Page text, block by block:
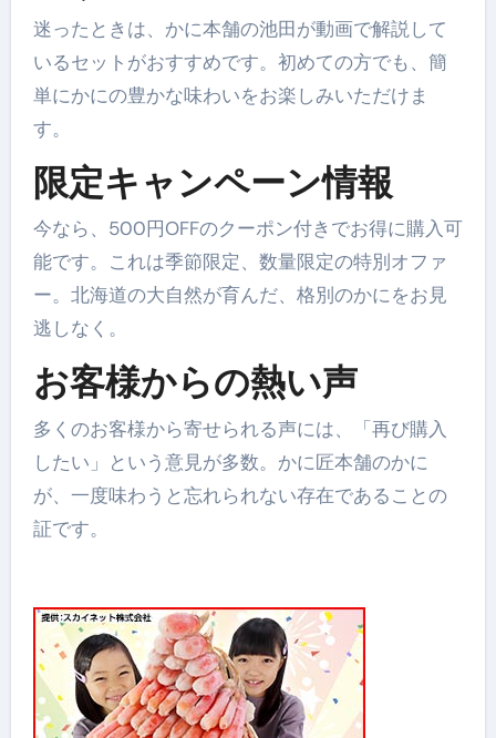
迷ったときは、かに本舗の池田が動画で解説して
いるセットがおすすめです。初めての方でも、簡
単にかにの豊かな味わいをお楽しみいただけま
す。
限定キャンペーン情報
今なら、500円OFFのクーポン付きでお得に購入可
能です。これは季節限定、数量限定の特別オファ
ー。北海道の大自然が育んだ、格別のかにをお見
逃しなく。
お客様からの熱い声
多くのお客様から寄せられる声には、「再び購入
したい」という意見が多数。かに匠本舗のかに
が、一度味わうと忘れられない存在であることの
証です。